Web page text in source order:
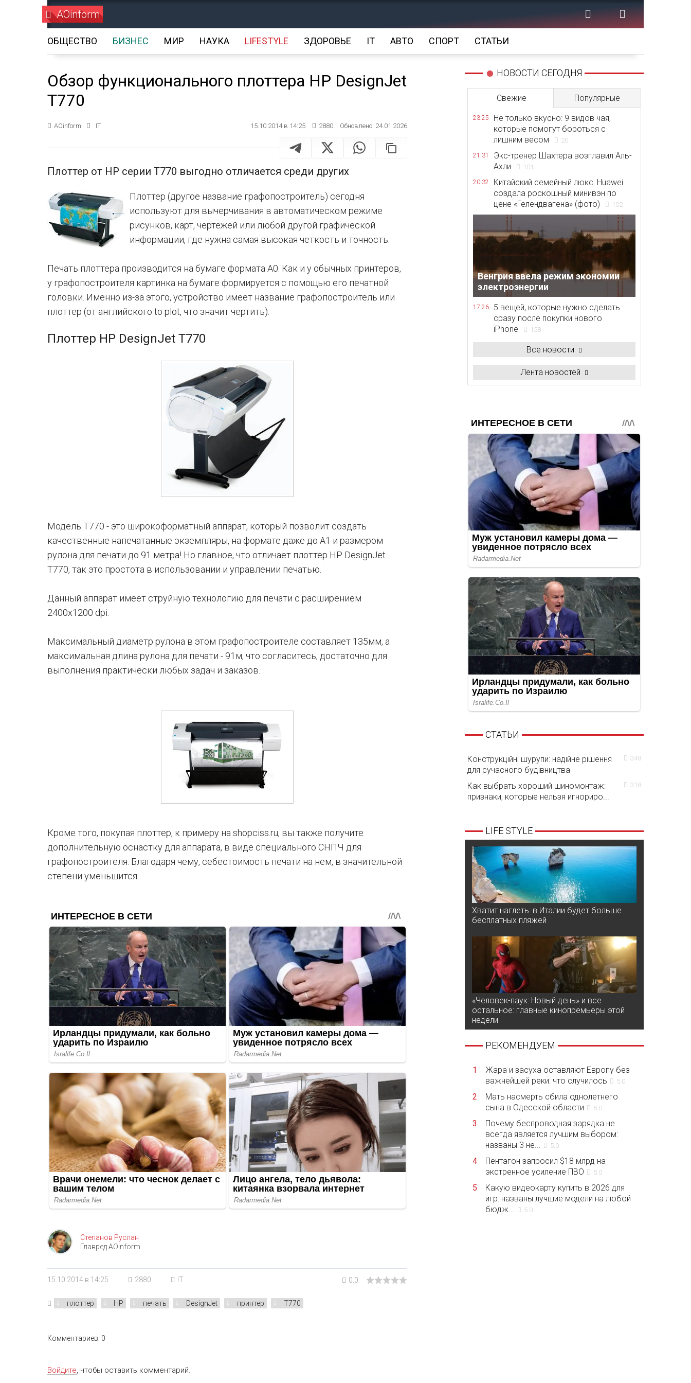
AOinform
ОБЩЕСТВО БИЗНЕС МИР НАУКА LIFESTYLE ЗДОРОВЬЕ IT АВТО СПОРТ СТАТЬИ
Обзор функционального плоттера HP DesignJet
T770
AOinform IT 15.10.2014 в 14:25 2880 Обновлено: 24.01.2026
Плоттер от HP серии T770 выгодно отличается среди других
Плоттер (другое название графопостроитель) сегодня
используют для вычерчивания в автоматическом режиме
рисунков, карт, чертежей или любой другой графической
информации, где нужна самая высокая четкость и точность.
Печать плоттера производится на бумаге формата А0. Как и у обычных принтеров,
у графопостроителя картинка на бумаге формируется с помощью его печатной
головки. Именно из-за этого, устройство имеет название графопостроитель или
плоттер (от английского to plot, что значит чертить).
Плоттер HP DesignJet T770
Модель Т770 - это широкоформатный аппарат, который позволит создать
качественные напечатанные экземпляры, на формате даже до А1 и размером
рулона для печати до 91 метра! Но главное, что отличает плоттер HP DesignJet
T770, так это простота в использовании и управлении печатью.
Данный аппарат имеет струйную технологию для печати с расширением
2400х1200 dpi.
Максимальный диаметр рулона в этом графопостроителе составляет 135мм, а
максимальная длина рулона для печати - 91м, что согласитесь, достаточно для
выполнения практически любых задач и заказов.
Кроме того, покупая плоттер, к примеру на shopciss.ru, вы также получите
дополнительную оснастку для аппарата, в виде специального СНПЧ для
графопостроителя. Благодаря чему, себестоимость печати на нем, в значительной
степени уменьшится.
Степанов Руслан
Главред AOinform
15.10.2014 в 14:25 2880 IT 0.0
плоттер HP печать DesignJet принтер T770
Комментариев: 0
Войдите, чтобы оставить комментарий.
НОВОСТИ СЕГОДНЯ
Свежие Популярные
23:25
Не только вкусно: 9 видов чая,
которые помогут бороться с
лишним весом
20
21:31
Экс-тренер Шахтера возглавил Аль-
Ахли
101
20:32
Китайский семейный люкс: Huawei
создала роскошный минивэн по
цене «Гелендвагена» (фото)
102
Венгрия ввела режим экономии
электроэнергии
17:26
5 вещей, которые нужно сделать
сразу после покупки нового
iPhone
158
Все новости
Лента новостей
СТАТЬИ
Конструкційні шурупи: надійне рішення
для сучасного будівництва
348
Как выбрать хороший шиномонтаж:
признаки, которые нельзя игнориро...
318
LIFE STYLE
Хватит наглеть: в Италии будет больше
бесплатных пляжей
«Человек-паук: Новый день» и все
остальное: главные кинопремьеры этой
недели
РЕКОМЕНДУЕМ
1
Жара и засуха оставляют Европу без
важнейшей реки: что случилось
5.0
2
Мать насмерть сбила однолетнего
сына в Одесской области
5.0
3
Почему беспроводная зарядка не
всегда является лучшим выбором:
названы 3 не...
5.0
4
Пентагон запросил $18 млрд на
экстренное усиление ПВО
5.0
5
Какую видеокарту купить в 2026 для
игр: названы лучшие модели на любой
бюдж...
5.0